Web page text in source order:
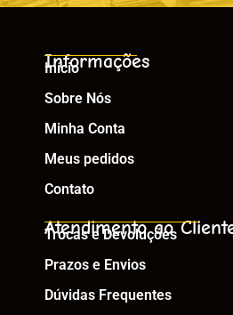
Informações
Início
Sobre Nós
Minha Conta
Meus pedidos
Contato
Atendimento ao
Trocas e Devoluções
Prazos e Envios
Dúvidas Frequentes